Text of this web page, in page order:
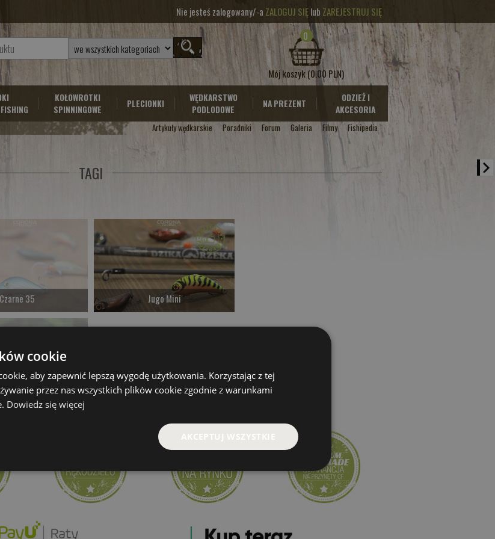
Nie jesteś zalogowany/-a ZALOGUJ SIĘlub ZAREJESTRUJ SIĘ
0
Mój koszyk(0.00 PLN)
KOŁOWROTKI
SPINNINGOWE
PLECIONKI
WĘDKARSTWO
PODLODOWE
NA PREZENT
ODZIEŻ I
AKCESORIA
Artykuły wędkarskie Poradniki Forum Galeria Filmy
Fishipedia
TAGI
Czarne 35
na dostawę
Jugo Mini
od 39.00 PLN
Ugly
cookie
aby zapewnić lepszą wygodę użytkowania. Korzystając z tej
przez nas wszystkich plików cookie zgodnie z warunkami
Dowiedz się więcej
AKCEPTUJ WSZYSTKIE